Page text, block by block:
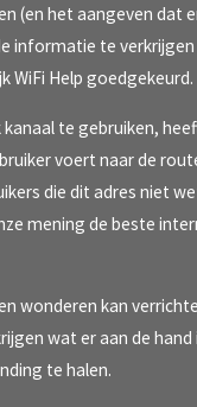
(en het aangeven dat
informatie te verkrijgen
WiFi Help goedgekeurd.
te gebruiken,
voert naar de
die dit adres niet
mening de beste
wonderen kan
wat er aan de hand
te halen.